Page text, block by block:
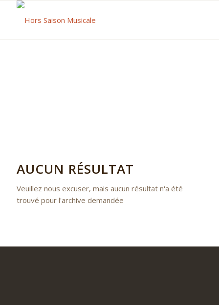
AUCUN RÉSULTAT
Veuillez nous excuser, mais aucun résultat n'a été
trouvé pour l'archive demandée